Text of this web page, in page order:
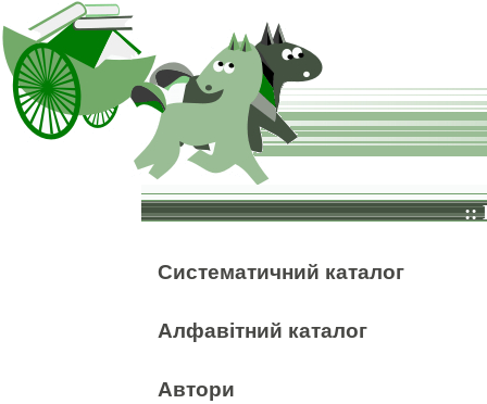
::
Систематичний каталог
Алфавітний каталог
Автори